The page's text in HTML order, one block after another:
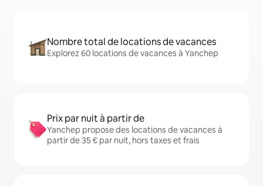
Nombre total de locations de vacances
Explorez 60 locations de vacances à Yanchep
Prix par nuit à partir de
Yanchep propose des locations de vacances à
partir de 35 € par nuit, hors taxes et frais